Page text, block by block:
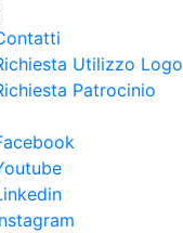
Utilizzo Logo
Patrocinio